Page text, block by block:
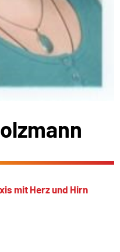
mit Herz und Hirn